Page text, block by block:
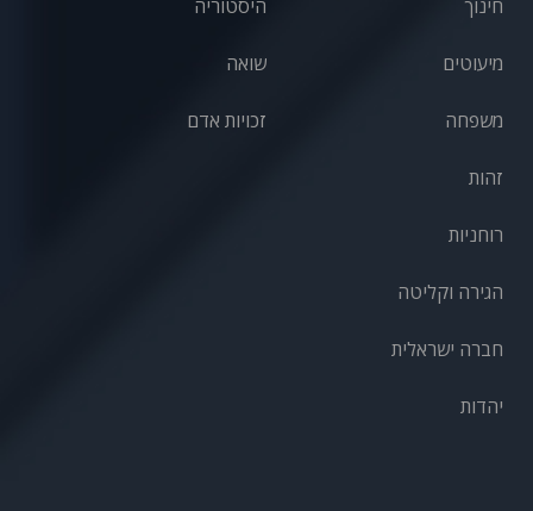
חינוך
מיעוטים
משפחה
היסטוריה
שואה
זכויות אדם
זהות
רוחניות
הגירה וקליטה
חברה ישראלית
יהדות